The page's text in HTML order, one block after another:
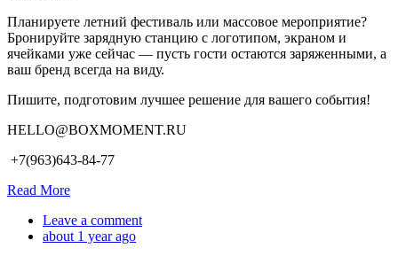
Планируете летний фестиваль или массовое мероприятие?
Бронируйте зарядную станцию с логотипом, экраном и
ячейками уже сейчас — пусть гости остаются заряженными, а
ваш бренд всегда на виду.
Пишите, подготовим лучшее решение для вашего события!
HELLO@BOXMOMENT.RU
+7(963)643-84-77
Read More
Leave a comment
about 1 year ago